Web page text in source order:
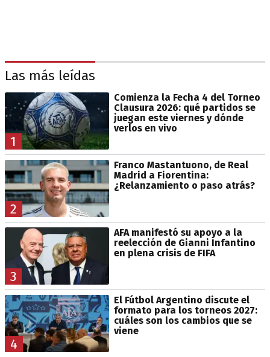
Las más leídas
1
Comienza la Fecha 4 del Torneo
Clausura 2026: qué partidos se
juegan este viernes y dónde
verlos en vivo
2
Franco Mastantuono, de Real
Madrid a Fiorentina:
¿Relanzamiento o paso atrás?
3
AFA manifestó su apoyo a la
reelección de Gianni Infantino
en plena crisis de FIFA
4
El Fútbol Argentino discute el
formato para los torneos 2027:
cuáles son los cambios que se
viene